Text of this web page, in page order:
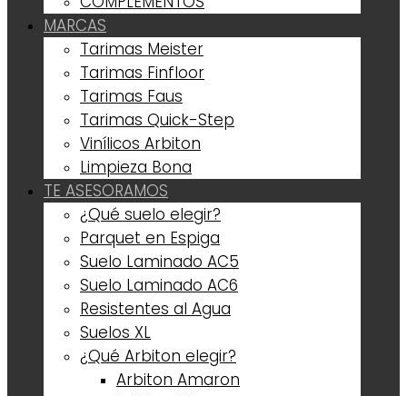
MARCAS
Tarimas Meister
Tarimas Finfloor
Tarimas Faus
Tarimas Quick-Step
Vinílicos Arbiton
Limpieza Bona
TE ASESORAMOS
¿Qué suelo elegir?
Parquet en Espiga
Suelo Laminado AC5
Suelo Laminado AC6
Resistentes al Agua
Suelos XL
¿Qué Arbiton elegir?
Arbiton Amaron